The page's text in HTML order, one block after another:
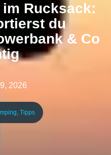
Rucksack:
du
& Co
2026
, Tipps